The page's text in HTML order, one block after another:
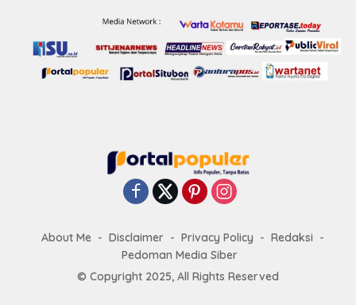
About Me Disclaimer Privacy Policy
Redaksi
Pedoman Media Siber
© Copyright 2025, All Rights Reserved